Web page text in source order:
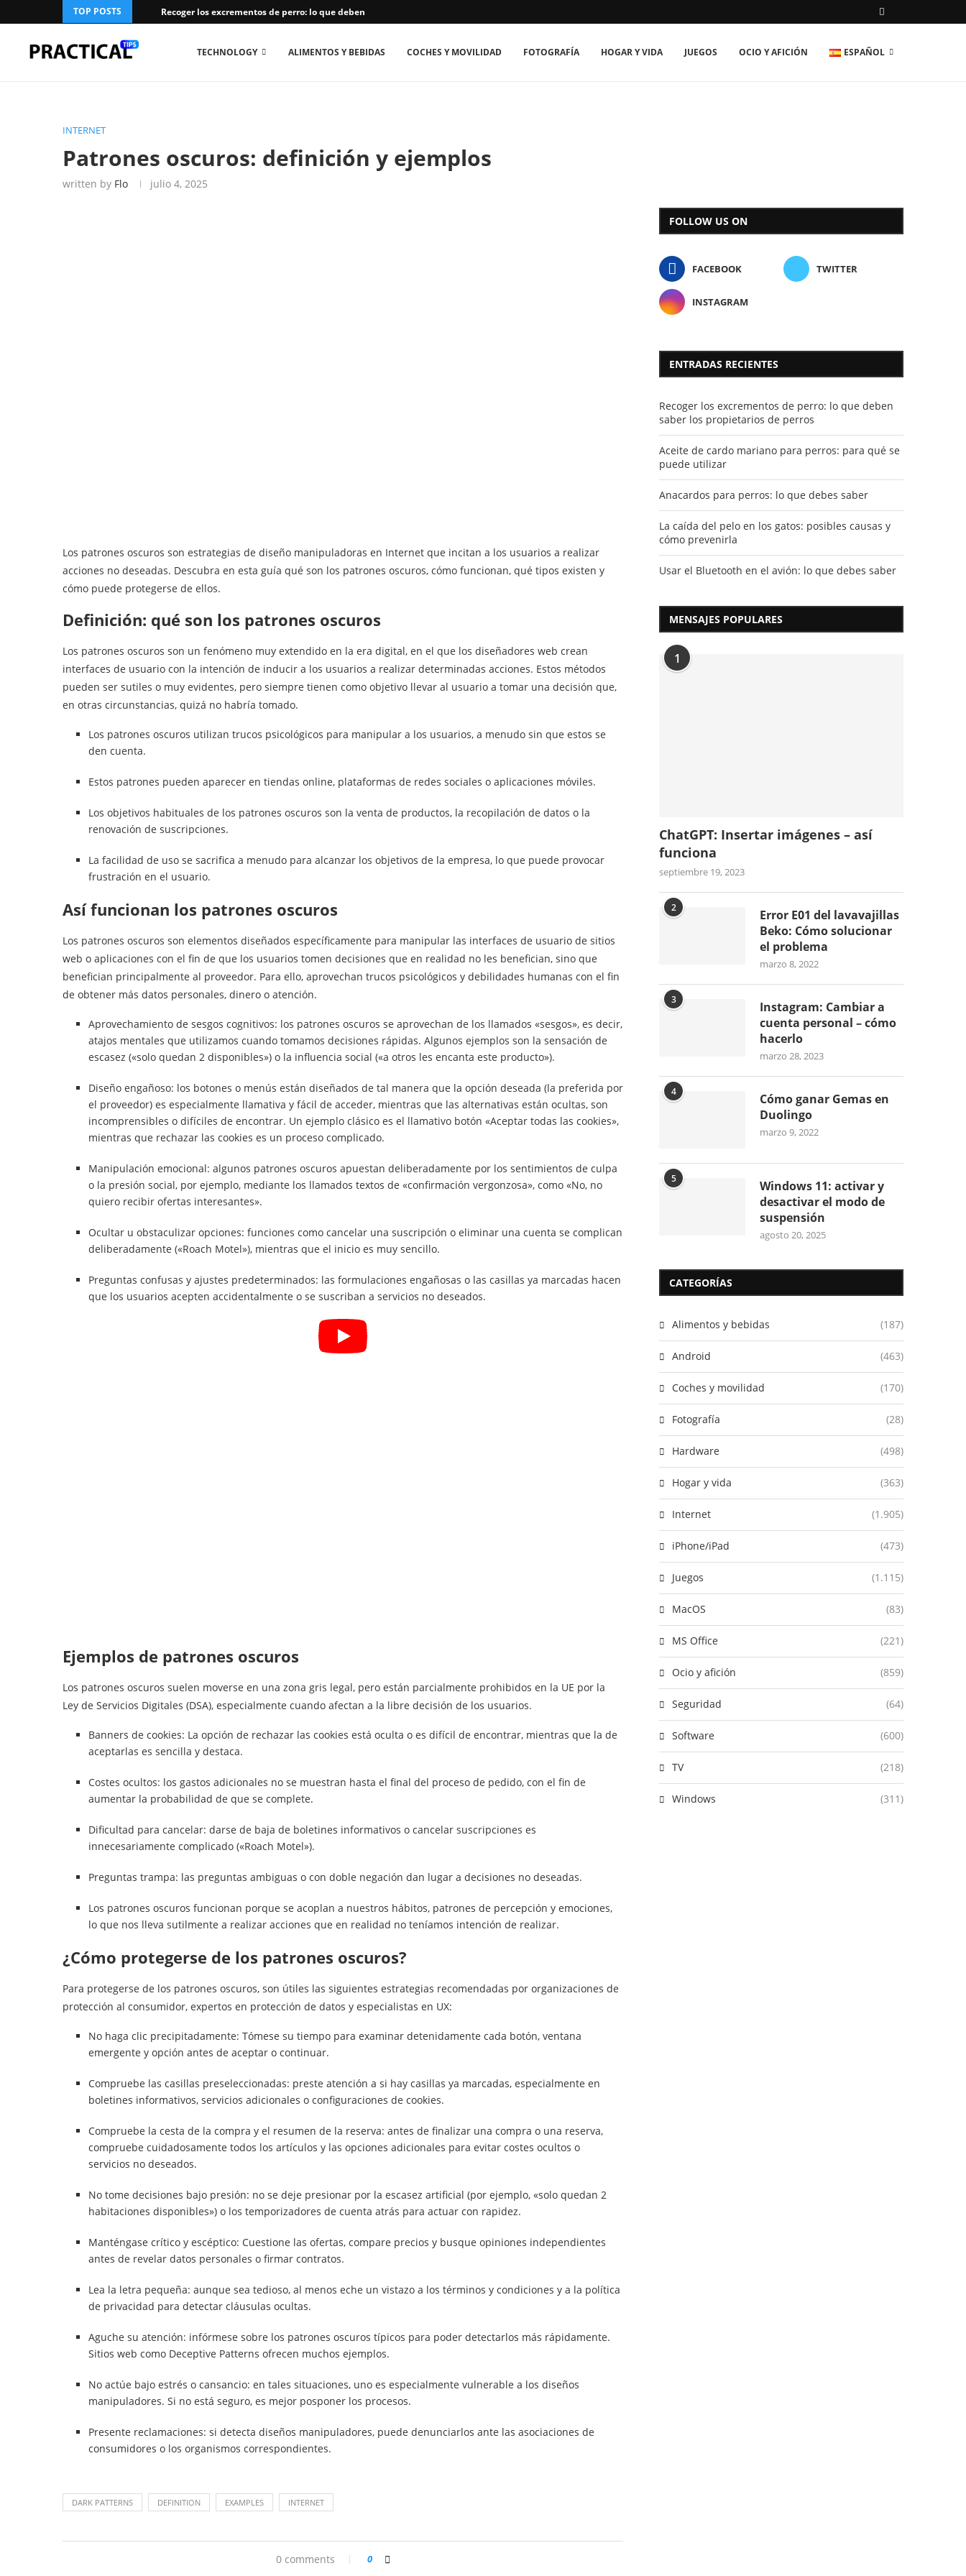
TOP POSTS Recoger los excrementos de perro: lo que deben...
TECHNOLOGY ALIMENTOS Y BEBIDAS COCHES Y MOVILIDAD FOTOGRAFÍA HOGAR Y VIDA JUEGOS OCIO Y AFICIÓN ESPAÑOL
INTERNET
Patrones oscuros: definición y ejemplos
written by Flo julio 4, 2025
⁠Los patrones oscuros son estrategias de diseño manipuladoras en Internet que incitan a los usuarios a realizar
acciones no deseadas. Descubra en esta guía qué son los patrones oscuros, cómo funcionan, qué tipos existen y
cómo puede protegerse de ellos.
Definición: qué son los patrones oscuros
Los patrones oscuros son un fenómeno muy extendido en la era digital, en el que los diseñadores web crean
interfaces de usuario con la intención de inducir a los usuarios a realizar determinadas acciones. Estos métodos
pueden ser sutiles o muy evidentes, pero siempre tienen como objetivo llevar al usuario a tomar una decisión que,
en otras circunstancias, quizá no habría tomado.
Los patrones oscuros utilizan trucos psicológicos para manipular a los usuarios, a menudo sin que estos se
den cuenta.
Estos patrones pueden aparecer en tiendas online, plataformas de redes sociales o aplicaciones móviles.
Los objetivos habituales de los patrones oscuros son la venta de productos, la recopilación de datos o la
renovación de suscripciones.
La facilidad de uso se sacrifica a menudo para alcanzar los objetivos de la empresa, lo que puede provocar
frustración en el usuario.
Así funcionan los patrones oscuros
Los patrones oscuros son elementos diseñados específicamente para manipular las interfaces de usuario de sitios
web o aplicaciones con el fin de que los usuarios tomen decisiones que en realidad no les benefician, sino que
benefician principalmente al proveedor. Para ello, aprovechan trucos psicológicos y debilidades humanas con el fin
de obtener más datos personales, dinero o atención.
Aprovechamiento de sesgos cognitivos: los patrones oscuros se aprovechan de los llamados «sesgos», es decir,
atajos mentales que utilizamos cuando tomamos decisiones rápidas. Algunos ejemplos son la sensación de
escasez («solo quedan 2 disponibles») o la influencia social («a otros les encanta este producto»).
Diseño engañoso: los botones o menús están diseñados de tal manera que la opción deseada (la preferida por
el proveedor) es especialmente llamativa y fácil de acceder, mientras que las alternativas están ocultas, son
incomprensibles o difíciles de encontrar. Un ejemplo clásico es el llamativo botón «Aceptar todas las cookies»,
mientras que rechazar las cookies es un proceso complicado.
Manipulación emocional: algunos patrones oscuros apuestan deliberadamente por los sentimientos de culpa
o la presión social, por ejemplo, mediante los llamados textos de «confirmación vergonzosa», como «No, no
quiero recibir ofertas interesantes».
Ocultar u obstaculizar opciones: funciones como cancelar una suscripción o eliminar una cuenta se complican
deliberadamente («Roach Motel»), mientras que el inicio es muy sencillo.
Preguntas confusas y ajustes predeterminados: las formulaciones engañosas o las casillas ya marcadas hacen
que los usuarios acepten accidentalmente o se suscriban a servicios no deseados.
Ejemplos de patrones oscuros
Los patrones oscuros suelen moverse en una zona gris legal, pero están parcialmente prohibidos en la UE por la
Ley de Servicios Digitales (DSA), especialmente cuando afectan a la libre decisión de los usuarios.
Banners de cookies: La opción de rechazar las cookies está oculta o es difícil de encontrar, mientras que la de
aceptarlas es sencilla y destaca.
Costes ocultos: los gastos adicionales no se muestran hasta el final del proceso de pedido, con el fin de
aumentar la probabilidad de que se complete.
Dificultad para cancelar: darse de baja de boletines informativos o cancelar suscripciones es
innecesariamente complicado («Roach Motel»).
Preguntas trampa: las preguntas ambiguas o con doble negación dan lugar a decisiones no deseadas.
Los patrones oscuros funcionan porque se acoplan a nuestros hábitos, patrones de percepción y emociones,
lo que nos lleva sutilmente a realizar acciones que en realidad no teníamos intención de realizar.
¿Cómo protegerse de los patrones oscuros?
Para protegerse de los patrones oscuros, son útiles las siguientes estrategias recomendadas por organizaciones de
protección al consumidor, expertos en protección de datos y especialistas en UX:
No haga clic precipitadamente: Tómese su tiempo para examinar detenidamente cada botón, ventana
emergente y opción antes de aceptar o continuar.
Compruebe las casillas preseleccionadas: preste atención a si hay casillas ya marcadas, especialmente en
boletines informativos, servicios adicionales o configuraciones de cookies.
Compruebe la cesta de la compra y el resumen de la reserva: antes de finalizar una compra o una reserva,
compruebe cuidadosamente todos los artículos y las opciones adicionales para evitar costes ocultos o
servicios no deseados.
No tome decisiones bajo presión: no se deje presionar por la escasez artificial (por ejemplo, «solo quedan 2
habitaciones disponibles») o los temporizadores de cuenta atrás para actuar con rapidez.
Manténgase crítico y escéptico: Cuestione las ofertas, compare precios y busque opiniones independientes
antes de revelar datos personales o firmar contratos.
Lea la letra pequeña: aunque sea tedioso, al menos eche un vistazo a los términos y condiciones y a la política
de privacidad para detectar cláusulas ocultas.
Aguche su atención: infórmese sobre los patrones oscuros típicos para poder detectarlos más rápidamente.
Sitios web como Deceptive Patterns ofrecen muchos ejemplos.
No actúe bajo estrés o cansancio: en tales situaciones, uno es especialmente vulnerable a los diseños
manipuladores. Si no está seguro, es mejor posponer los procesos.
Presente reclamaciones: si detecta diseños manipuladores, puede denunciarlos ante las asociaciones de
consumidores o los organismos correspondientes.
DARK PATTERNS DEFINITION EXAMPLES INTERNET
0 comments 0
FOLLOW US ON
FACEBOOK TWITTER
INSTAGRAM
ENTRADAS RECIENTES
Recoger los excrementos de perro: lo que deben
saber los propietarios de perros
Aceite de cardo mariano para perros: para qué se
puede utilizar
Anacardos para perros: lo que debes saber
La caída del pelo en los gatos: posibles causas y
cómo prevenirla
Usar el Bluetooth en el avión: lo que debes saber
MENSAJES POPULARES
1
ChatGPT: Insertar imágenes – así
funciona
septiembre 19, 2023
2
Error E01 del lavavajillas
Beko: Cómo solucionar
el problema
marzo 8, 2022
3
Instagram: Cambiar a
cuenta personal – cómo
hacerlo
marzo 28, 2023
4
Cómo ganar Gemas en
Duolingo
marzo 9, 2022
5
Windows 11: activar y
desactivar el modo de
suspensión
agosto 20, 2025
CATEGORÍAS
Alimentos y bebidas (187)
Android (463)
Coches y movilidad (170)
Fotografía (28)
Hardware (498)
Hogar y vida (363)
Internet (1.905)
iPhone/iPad (473)
Juegos (1.115)
MacOS (83)
MS Office (221)
Ocio y afición (859)
Seguridad (64)
Software (600)
TV (218)
Windows (311)